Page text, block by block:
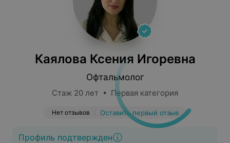
Каялова Ксения Игоревна
Офтальмолог
Стаж 20 лет • Первая категория
Нет отзывов Оставить первый отзыв
Профиль подтвержден